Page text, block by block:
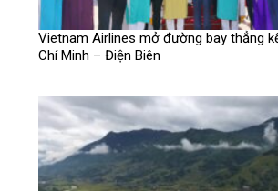
Vietnam Airlines mở đường bay thẳng
Chí Minh – Điện Biên